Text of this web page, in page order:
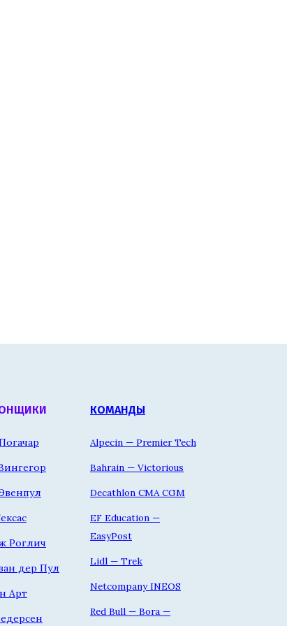
Роглич
дер Пул
Арт
КОМАНДЫ
Alpecin — Premier Tech
Bahrain — Victorious
Decathlon CMA CGM
EF Education —
EasyPost
Lidl — Trek
Netcompany INEOS
Red Bull — Bora —